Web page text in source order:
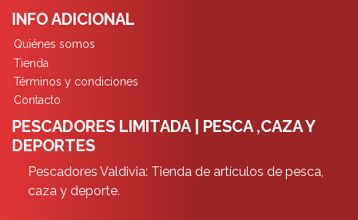
INFO ADICIONAL
Quiénes somos
Tienda
Términos y condiciones
Contacto
PESCADORES LIMITADA | PESCA ,CAZA Y
DEPORTES
Pescadores Valdivia: Tienda de artículos de pesca,
caza y deporte.